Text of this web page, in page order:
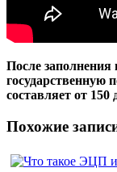
После
государственную
составляет от 150
Похожие